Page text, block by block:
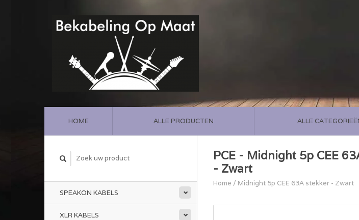
HOME ALLE PRODUCTEN ALLE
SPEAKON KABELS
XLR KABELS
PCE - Midnight 5p CEE
- Zwart
Home / Midnight 5p CEE 63A stekker - Zwart